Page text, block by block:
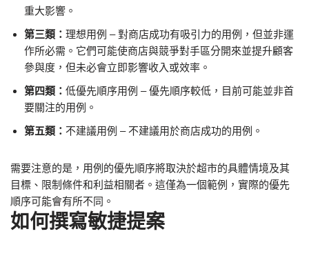
重大影響。
第三類： 理想用例 – 對商店成功有吸引力的用例，但並非運
作所必需。它們可能使商店與競爭對手區分開來並提升顧客
參與度，但未必會立即影響收入或效率。
第四類： 低優先順序用例 – 優先順序較低，目前可能並非首
要關注的用例。
第五類： 不建議用例 – 不建議用於商店成功的用例。
需要注意的是，用例的優先順序將取決於超市的具體情境及其
目標、限制條件和利益相關者。這僅為一個範例，實際的優先
順序可能會有所不同。
如何撰寫敏捷提案